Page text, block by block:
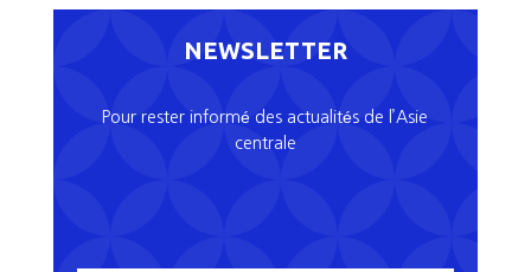
NEWSLETTER
Pour rester informé des actualités de l’Asie
centrale